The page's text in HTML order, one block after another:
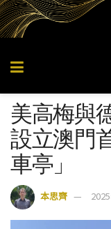
美高梅與
設立澳門
車亭」
本思齊